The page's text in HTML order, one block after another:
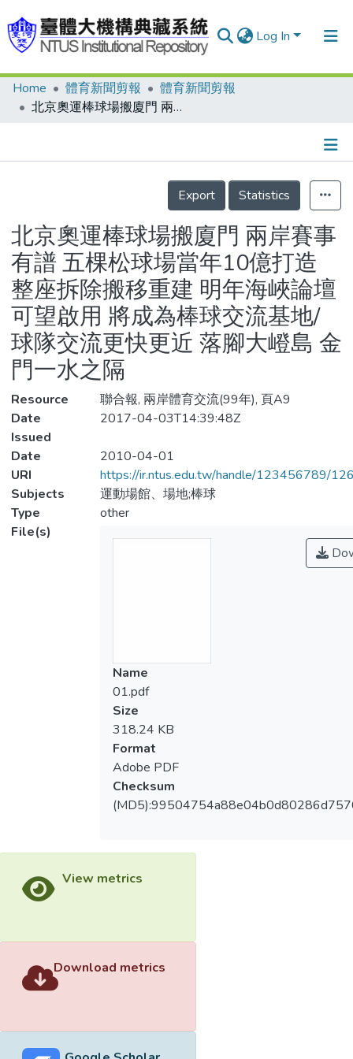
Log In
Communities & Collections
Statistics
Home 體育新聞剪報
體育新聞剪報
北京奧運棒球場搬廈門 兩岸賽事有譜 五棵松球場當年10億打造 整座拆除搬移重建 明年海峽論壇可望啟用 將成為棒球交流基地/球隊交流更快更近 落腳大嶝島 金門一水之隔
Details
Export
Statistics
北京奧運棒球場搬廈門 兩岸賽事
有譜 五棵松球場當年10億打造
整座拆除搬移重建 明年海峽論壇
可望啟用 將成為棒球交流基地/
球隊交流更快更近 落腳大嶝島 金
門一水之隔
Resource
聯合報, 兩岸體育交流(99年), 頁A9
Date
Issued
2017-04-03T14:39:48Z
Date
2010-04-01
URI
https://ir.ntus.edu.tw/handle/123456789/
Subjects
運動場館、場地;棒球
Type
other
File(s)
Name
01.pdf
Size
318.24 KB
Format
Adobe PDF
Checksum
View metrics
Download metrics